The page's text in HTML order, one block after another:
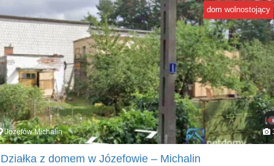
dom wolnostojący
Józefów Michalin
Działka z domem w Józefowie – Michalin